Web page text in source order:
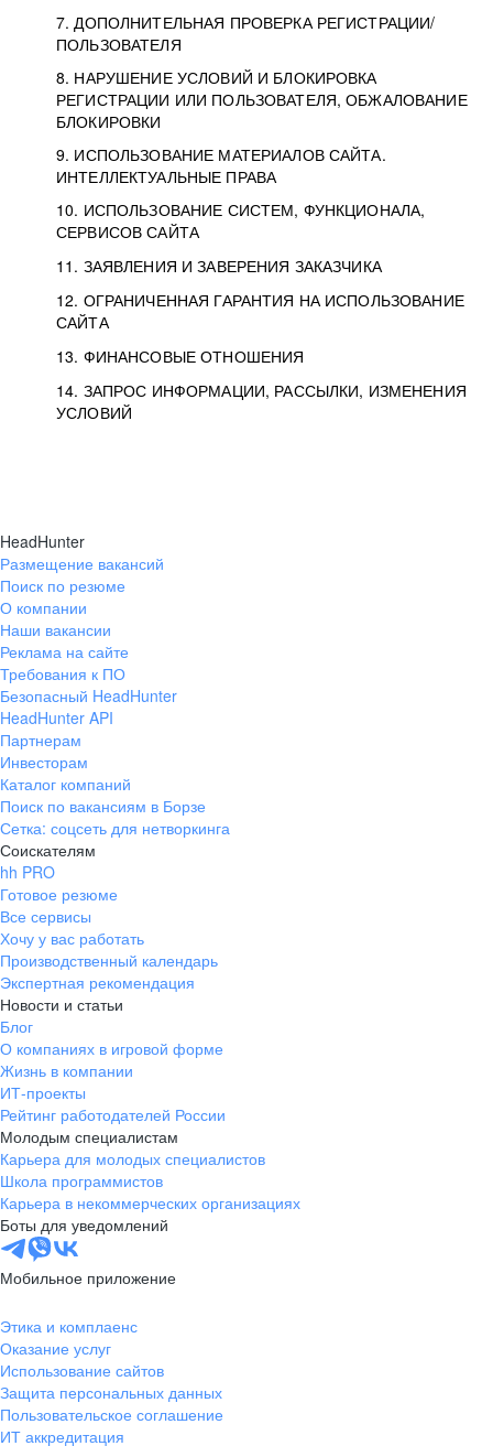
7. ДОПОЛНИТЕЛЬНАЯ ПРОВЕРКА РЕГИСТРАЦИИ/
ПОЛЬЗОВАТЕЛЯ
8. НАРУШЕНИЕ УСЛОВИЙ И БЛОКИРОВКА
РЕГИСТРАЦИИ ИЛИ ПОЛЬЗОВАТЕЛЯ, ОБЖАЛОВАНИЕ
БЛОКИРОВКИ
9. ИСПОЛЬЗОВАНИЕ МАТЕРИАЛОВ САЙТА.
ИНТЕЛЛЕКТУАЛЬНЫЕ ПРАВА
10. ИСПОЛЬЗОВАНИЕ СИСТЕМ, ФУНКЦИОНАЛА,
СЕРВИСОВ САЙТА
11. ЗАЯВЛЕНИЯ И ЗАВЕРЕНИЯ ЗАКАЗЧИКА
12. ОГРАНИЧЕННАЯ ГАРАНТИЯ НА ИСПОЛЬЗОВАНИЕ
САЙТА
13. ФИНАНСОВЫЕ ОТНОШЕНИЯ
14. ЗАПРОС ИНФОРМАЦИИ, РАССЫЛКИ, ИЗМЕНЕНИЯ
УСЛОВИЙ
HeadHunter
Размещение вакансий
Поиск по резюме
О компании
Наши вакансии
Реклама на сайте
Требования к ПО
Безопасный HeadHunter
HeadHunter API
Партнерам
Инвесторам
Каталог компаний
Поиск по вакансиям в Борзе
Сетка: соцсеть для нетворкинга
Соискателям
hh PRO
Готовое резюме
Все сервисы
Хочу у вас работать
Производственный календарь
Экспертная рекомендация
Новости и статьи
Блог
О компаниях в игровой форме
Жизнь в компании
ИТ-проекты
Рейтинг работодателей России
Молодым специалистам
Карьера для молодых специалистов
Школа программистов
Карьера в некоммерческих организациях
Боты для уведомлений
Мобильное приложение
Этика и комплаенс
Оказание услуг
Использование сайтов
Защита персональных данных
Пользовательское соглашение
ИТ аккредитация